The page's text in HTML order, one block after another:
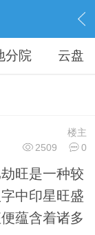
容
分院 云盘
楼主
2509
0
旺是一种较
中印星旺盛
蕴含着诸多